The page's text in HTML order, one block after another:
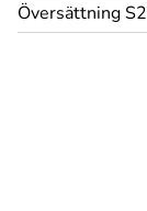
Översättning S2